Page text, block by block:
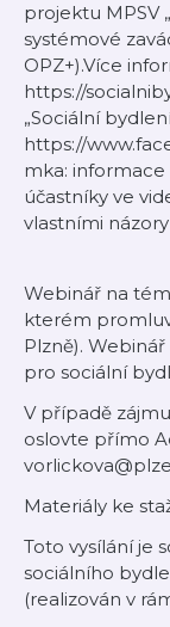
projektu MPSV
systémové
OPZ+).Více
https://
„Sociální bydlení
https://
mka:
účastníky ve
vlastními
Webinář na
kterém
Plzně).
pro sociální
V případě
oslovte přímo
Materiály ke
Toto vysílání je
sociálního
(realizován v